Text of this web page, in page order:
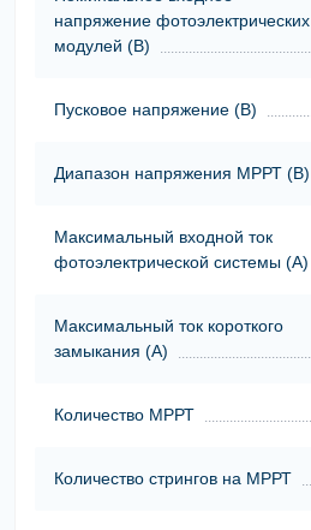
напряжение фотоэлектрических
модулей (В)
Пусковое напряжение (В)
Диапазон напряжения МРРТ (В)
Максимальный входной ток
фотоэлектрической системы (А)
Максимальный ток короткого
замыкания (А)
Количество МРРТ
Количество стрингов на МРРТ